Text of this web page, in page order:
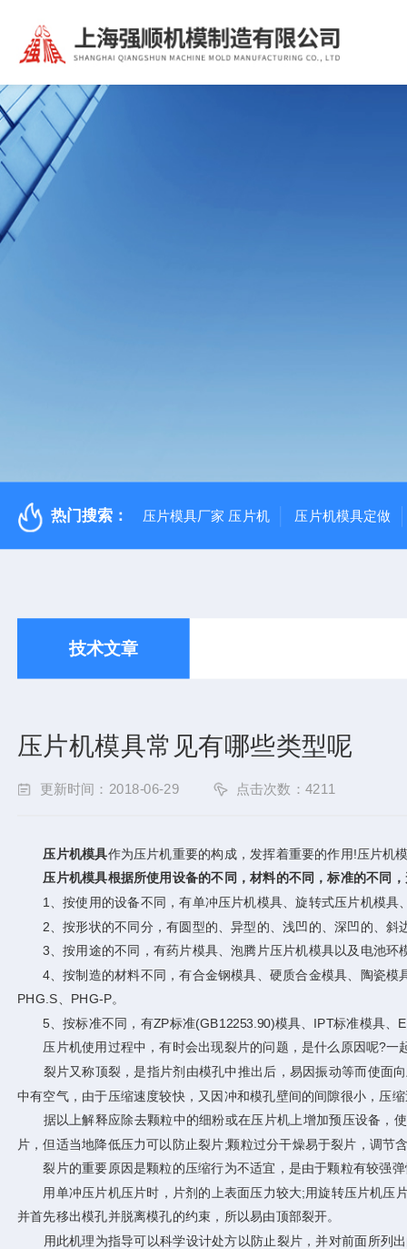
热门搜索： 压片模具厂家 压片机 压片机模具定做
技术文章
压片机模具常见有哪些类型呢
更新时间：2018-06-29 点击次数：4211
压片机模具作为压片机重要的构成，发挥着重要的作用!压片机
压片机模具根据所使用设备的不同，材料的不同，标准的不同
1、按使用的设备不同，有单冲压片机模具、旋转式压片机模具
2、按形状的不同分，有圆型的、异型的、浅凹的、深凹的、斜
3、按用途的不同，有药片模具、泡腾片压片机模具以及电池环
4、按制造的材料不同，有合金钢模具、硬质合金模具、陶瓷模
PHG.S、PHG-P。
5、按标准不同，有ZP标准(GB12253.90)模具、IPT标准模具、
压片机使用过程中，有时会出现裂片的问题，是什么原因呢?一
裂片又称顶裂，是指片剂由模孔中推出后，易因振动等而使面向
中有空气，由于压缩速度较快，又因冲和模孔壁间的间隙很小，压
据以上解释应除去颗粒中的细粉或在压片机上增加预压设备，使
片，但适当地降低压力可以防止裂片;颗粒过分干燥易于裂片，调
裂片的重要原因是颗粒的压缩行为不适宜，是由于颗粒有较强
用单冲压片机压片时，片剂的上表面压力较大;用旋转压片机压
并首先移出模孔并脱离模孔的约束，所以易由顶部裂开。
用此机理为指导可以科学设计处方以防止裂片，并对前面所列出